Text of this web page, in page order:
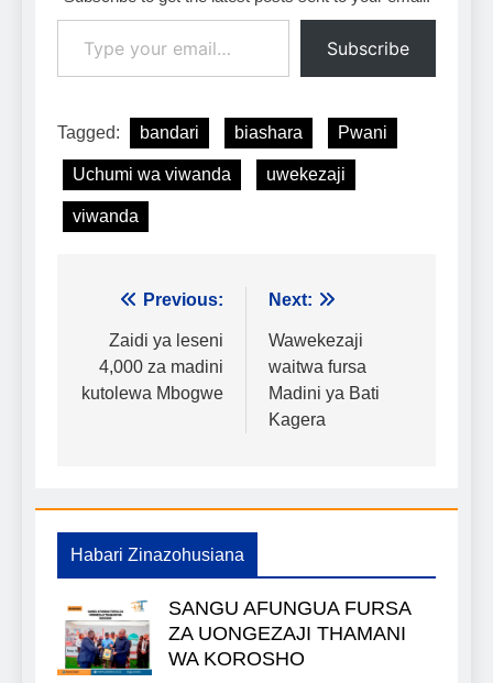
Type your email…
Subscribe
Tagged: bandari biashara Pwani
Uchumi wa viwanda uwekezaji
viwanda
Urambazaji
wa
chapisho
Previous:
Zaidi ya leseni
4,000 za madini
kutolewa Mbogwe
Next:
Wawekezaji
waitwa fursa
Madini ya Bati
Kagera
Habari Zinazohusiana
SANGU AFUNGUA FURSA
ZA UONGEZAJI THAMANI
WA KOROSHO